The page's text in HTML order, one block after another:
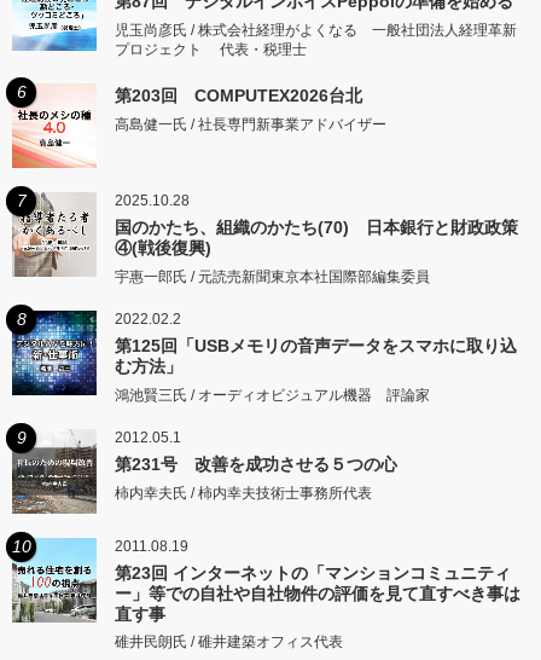
児玉尚彦氏 / 株式会社経理がよくなる 一般社団法人経理革新
プロジェクト 代表・税理士
6 第203回 COMPUTEX2026台北
高島健一氏 / 社長専門新事業アドバイザー
7 2025.10.28
国のかたち、組織のかたち(70) 日本銀行と財政政策
④(戦後復興)
宇惠一郎氏 / 元読売新聞東京本社国際部編集委員
8 2022.02.2
第125回「USBメモリの音声データをスマホに取り込
む方法」
鴻池賢三氏 / オーディオビジュアル機器 評論家
9 2012.05.1
第231号 改善を成功させる５つの心
柿内幸夫氏 / 柿内幸夫技術士事務所代表
10 2011.08.19
第23回 インターネットの「マンションコミュニティ
ー」等での自社や自社物件の評価を見て直すべき事は
直す事
碓井民朗氏 / 碓井建築オフィス代表